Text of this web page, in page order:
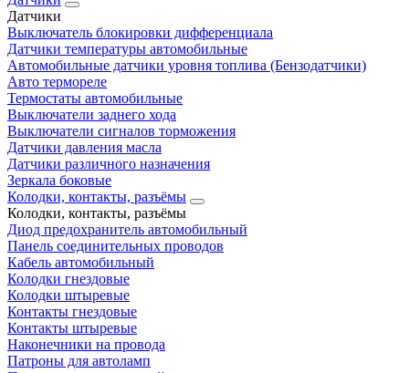
Датчики
Выключатель блокировки дифференциала
Датчики температуры автомобильные
Автомобильные датчики уровня топлива (Бензодатчики)
Авто термореле
Термостаты автомобильные
Выключатели заднего хода
Выключатели сигналов торможения
Датчики давления масла
Датчики различного назначения
Зеркала боковые
Колодки, контакты, разъёмы
Колодки, контакты, разъёмы
Диод предохранитель автомобильный
Панель соединительных проводов
Кабель автомобильный
Колодки гнездовые
Колодки штыревые
Контакты гнездовые
Контакты штыревые
Наконечники на провода
Патроны для автоламп